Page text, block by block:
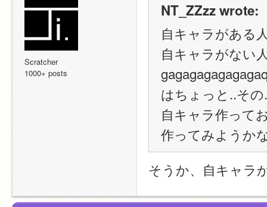
Scratcher
1000+ posts
NT_ZZzz wrote:
自キャラがある
自キャラがない
はちょっと..そ
自キャラ作って
作ってみようか
そうか、自キャラ